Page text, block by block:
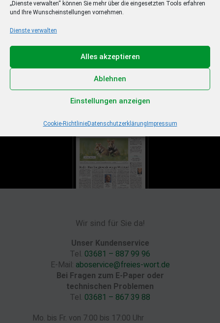
„Dienste verwalten“ können Sie mehr über die eingesetzten Tools erfahren
und Ihre Wunscheinstellungen vornehmen.
Dienste verwalten
Alles akzeptieren
Ablehnen
Einstellungen anzeigen
Cookie-RichtlinieDatenschutzerklärungImpressum
Ihr Sommer – Ihr Abo –
Ihr Gewinn
Jetzt zum Sonderpreis lesen und eine 3-tägige
Sommerreise gewinnen!
Zum Deal
Wir sind für Sie da!
Unser Kundenservice
Tel. 03681 – 887 99 96
E-Mail: aboservice@freies-wort.de
Bei Fragen zum E-Paper oder
technischen Problemen
Tel. 03681 – 867 39 88
Mo. bis Fr. von 7:00 bis 17:00 Uhr